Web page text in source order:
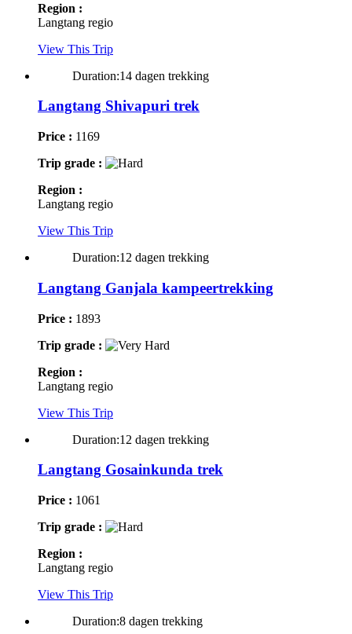
Region :
Langtang regio
View This Trip
Duration:14 dagen trekking
Langtang Shivapuri trek
Price : 1169
Trip grade :
Region :
Langtang regio
View This Trip
Duration:12 dagen trekking
Langtang Ganjala kampeertrekking
Price : 1893
Trip grade :
Region :
Langtang regio
View This Trip
Duration:12 dagen trekking
Langtang Gosainkunda trek
Price : 1061
Trip grade :
Region :
Langtang regio
View This Trip
Duration:8 dagen trekking